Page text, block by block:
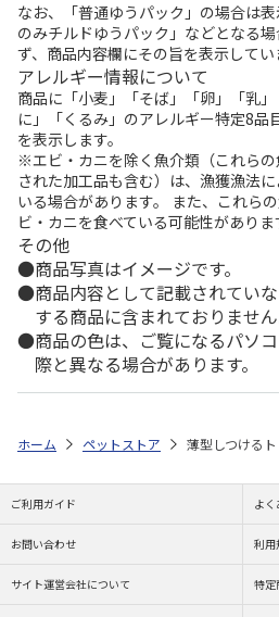
なお、「普通ゆうパック」の場合は
のみチルドゆうパック」などとなる
ず、商品内容欄にその旨を表示してい
アレルギー情報について
商品に「小麦」「そば」「卵」「乳
に」「くるみ」のアレルギー特定8品
を表示します。
※エビ・カニを除く魚介類（これら
された加工品も含む）は、漁獲漁法
いる場合があります。 また、これら
ビ・カニを食べている可能性がありま
その他
商品写真はイメージです。
商品内容として記載されてい
する商品に含まれておりません
商品の色は、ご覧になるパソ
際と異なる場合があります。
ホーム ペットストア 薄型しつける
ご利用ガイド よ
お問い合わせ 利用
サイト運営会社について 特定